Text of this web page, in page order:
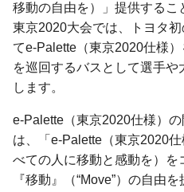
移動の自由を）」提供するこ
東京2020大会では、トヨタ
てe-Palette（東京2020仕様
を巡回するバスとして選手や
します。
e-Palette（東京2020仕様）
は、「e-Palette（東京2020仕
べての人に移動と感動を）
『移動』（“Move”）の自由